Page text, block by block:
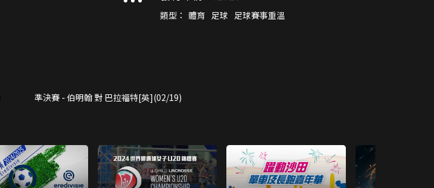
類型： 體育 足球 足球賽事重溫
準決賽 - 伯明翰 對 巴拉福特[英](02/19)